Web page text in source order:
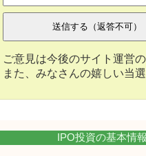
ご意見は今後のサイト運営
また、みなさんの嬉しい当
IPO投資の基本情報